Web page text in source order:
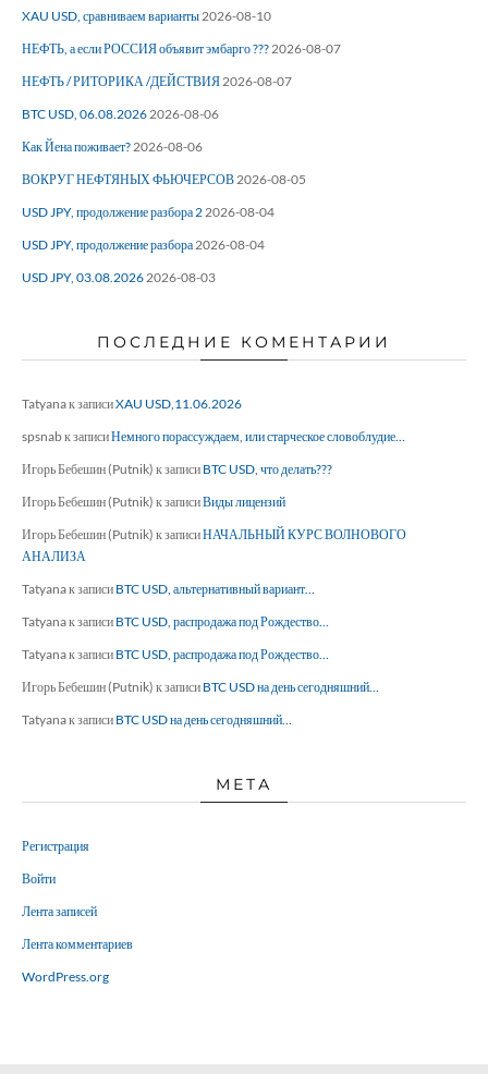
XAU USD, сравниваем варианты 2026-08-10
НЕФТЬ, а если РОССИЯ объявит эмбарго ??? 2026-08-07
НЕФТЬ / РИТОРИКА /ДЕЙСТВИЯ 2026-08-07
BTC USD, 06.08.2026 2026-08-06
Как Йена поживает? 2026-08-06
ВОКРУГ НЕФТЯНЫХ ФЬЮЧЕРСОВ 2026-08-05
USD JPY, продолжение разбора 2 2026-08-04
USD JPY, продолжение разбора 2026-08-04
USD JPY, 03.08.2026 2026-08-03
ПОСЛЕДНИЕ КОМЕНТАРИИ
Tatyanaк записиXAU USD,11.06.2026
spsnabк записиНемного порассуждаем, или старческое словоблудие…
Игорь Бебешин (Putnik) к записи BTC USD, что делать???
Игорь Бебешин (Putnik) к записиВиды лицензий
Игорь Бебешин (Putnik) к записиНАЧАЛЬНЫЙ КУРС ВОЛНОВОГО
АНАЛИЗА
Tatyanaк записи BTC USD, альтернативный вариант…
Tatyanaк записи BTC USD, распродажа под Рождество…
Tatyanaк записи BTC USD, распродажа под Рождество…
Игорь Бебешин (Putnik) к записи BTC USD на день сегодняшний…
Tatyanaк записи BTC USD на день сегодняшний…
МЕТА
Регистрация
Войти
Лента записей
Лента комментариев
WordPress.org